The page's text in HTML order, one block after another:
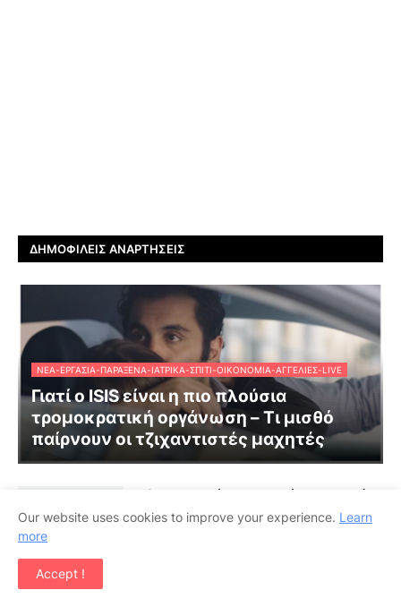
ΔΗΜΟΦΙΛΕΊΣ ΑΝΑΡΤΉΣΕΙΣ
ΝΈΑ-ΕΡΓΑΣΊΑ-ΠΑΡΆΞΕΝΑ-ΙΑΤΡΙΚΆ-ΣΠΊΤΙ-ΟΙΚΟΝΟΜΊΑ-ΑΓΓΕΛΊΕΣ-LIVE
Γιατί ο ISIS είναι η πιο πλούσια
τρομοκρατική οργάνωση – Τι μισθό
παίρνουν οι τζιχαντιστές μαχητές
Φθινοπωρινό το σκηνικό του καιρού
το Σαββατοκύριακο
Our website uses cookies to improve your experience. Learn
more
Accept !